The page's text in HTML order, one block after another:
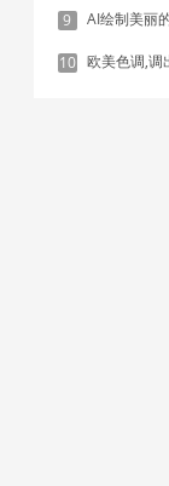
9 AI绘制美丽
10 欧美色调,调出